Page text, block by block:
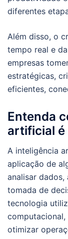
diferentes
Além disso, o
tempo real e
empresas
estratégicas,
eficientes,
Entenda
artificial é
A inteligência
aplicação de
analisar
tomada de
tecnologia
otimizar